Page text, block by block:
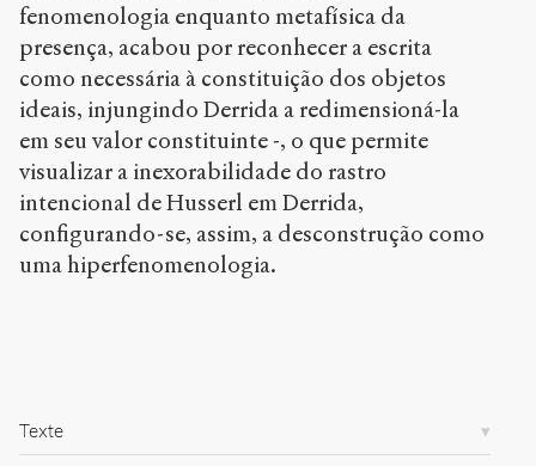
Copier la
Bibtex
Creative
Commons
Attribution-
NonCommercial-
ShareAlike 4.0
International
(CC BY-NC-SA
PDF
fenomenologia enquanto metafísica da
presença, acabou por reconhecer a escrita
como necessária à constituição dos objetos
ideais, injungindo Derrida a redimensioná-la
em seu valor constituinte -, o que permite
visualizar a inexorabilidade do rastro
intencional de Husserl em Derrida,
configurando-se, assim, a desconstrução como
uma hiperfenomenologia.
Texte